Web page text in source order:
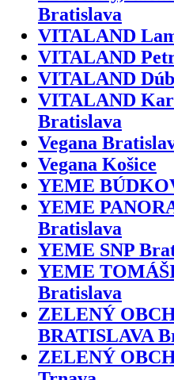
Bratislava
VITALAND
VITALAND
VITALAND
VITALAND
Bratislava
Vegana
Vegana Košice
YEME
YEME
Bratislava
YEME SNP
YEME
Bratislava
ZELENÝ
BRATISLAVA
ZELENÝ